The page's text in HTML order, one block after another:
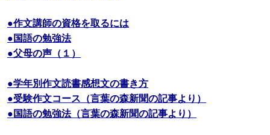
●作文講師の資格を取るには
●国語の勉強法
●父母の声（１）
●学年別作文読書感想文の書き方
●受験作文コース（言葉の森新聞の記事より）
●国語の勉強法（言葉の森新聞の記事より）